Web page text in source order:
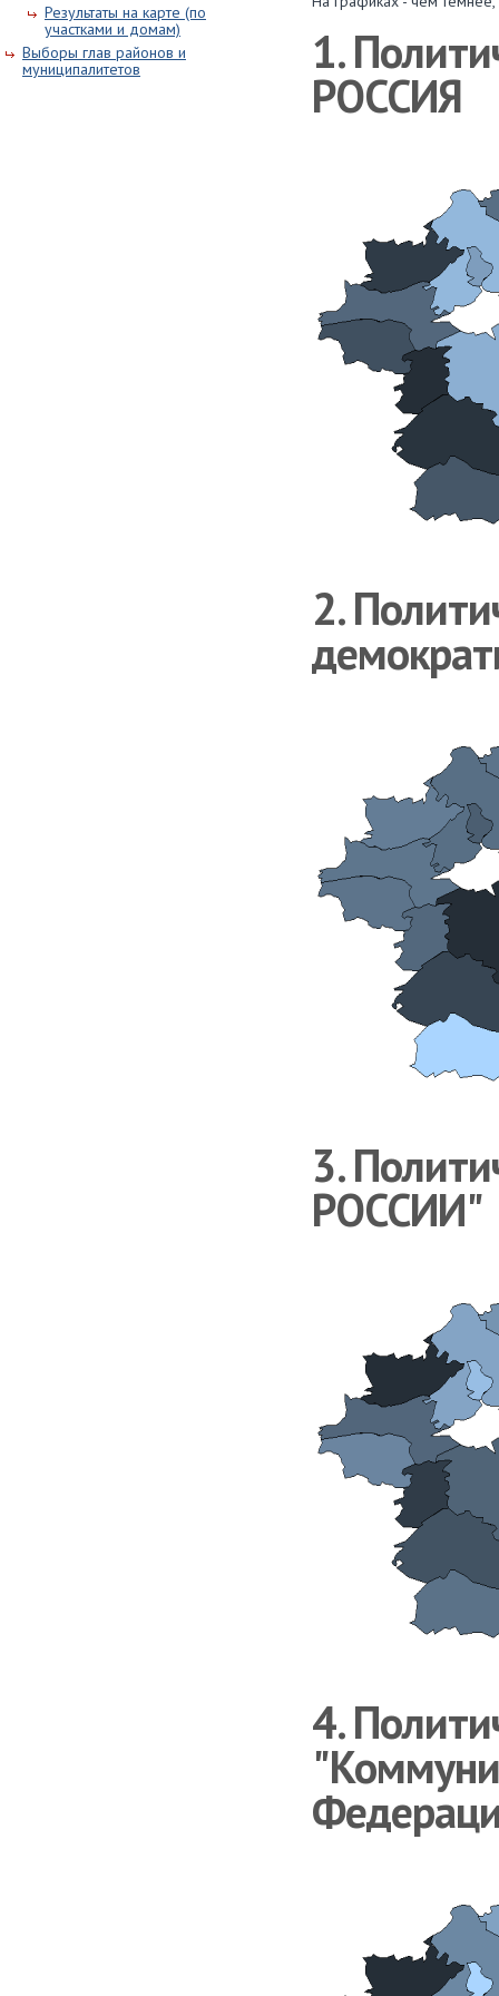
Результаты на карте (по
участками и домам)
Выборы глав районов и
муниципалитетов
1.
РОССИЯ
2.
3.
РОССИИ"
4.